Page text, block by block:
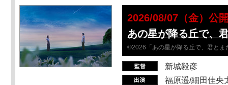
2026/08/07（金）公
あの星が降る丘で、
©2026「あの星が降る丘で、君とま
新城毅彦
福原遥/細田佳央